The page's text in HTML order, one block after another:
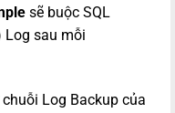
sẽ buộc SQL
Log sau mỗi
Log Backup của